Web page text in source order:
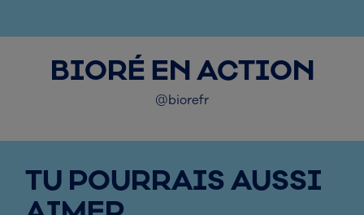
BIORÉ EN ACTION
@biorefr
TU POURRAIS AUSSI